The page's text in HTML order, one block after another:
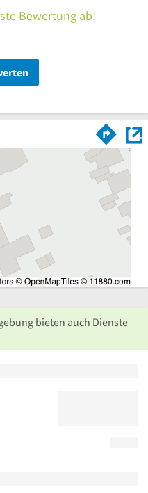
Bewertung ab!
bieten auch Dienste